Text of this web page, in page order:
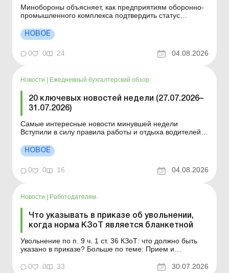
Минобороны объясняет, как предприятиям оборонно-
промышленного комплекса подтвердить статус
проверяет ТЦК документы предприятия по вопросу
состояния воинского учета? Минобороны проводит
пересмотр ранее принятых решений об определении
предприятий обо...
НОВОЕ
0 0 24 04.08.2026
Новости Ежедневный бухгалтерский обзор
20 ключевых новостей недели (27.07.2026–
31.07.2026)
Самые интересные новости минувшей недели
Вступили в силу правила работы и отдыха водителей
положении Для сельхозпредприятий и ФЛП введены
новые разовые статистические формы Со 2 августа
изменяется порядок зачисления отдельных периодов
работы в стр...
НОВОЕ
0 0 16 04.08.2026
Новости | Работодателям.
Что указывать в приказе об увольнении,
когда норма КЗоТ является бланкетной
Увольнение по п. 9 ч. 1 ст. 36 КЗоТ: что должно быть
указано в приказе? Больше по теме: Прием и
воинского учета Увольнение работника, который
0 0 33 30.07.2026